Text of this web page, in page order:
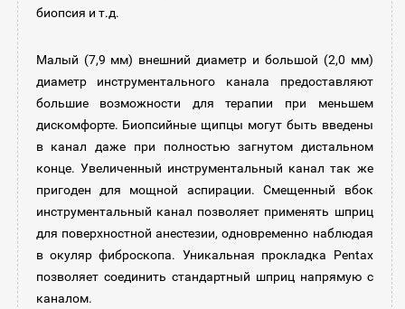
биопсия и т.д.
Малый (7,9 мм) внешний диаметр и большой (2,0 мм)
диаметр инструментального канала предоставляют
большие возможности для терапии при меньшем
дискомфорте. Биопсийные щипцы могут быть введены
в канал даже при полностью загнутом дистальном
конце. Увеличенный инструментальный канал так же
пригоден для мощной аспирации. Смещенный вбок
инструментальный канал позволяет применять шприц
для поверхностной анестезии, одновременно наблюдая
в окуляр фиброскопа. Уникальная прокладка Pentax
позволяет соединить стандартный шприц напрямую с
каналом.